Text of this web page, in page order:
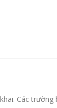
Các trường